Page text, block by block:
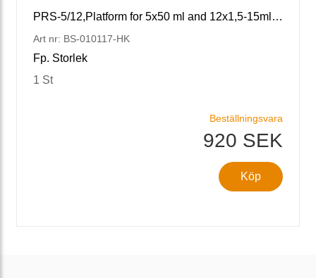
PRS-5/12,Platform for 5x50 ml and 12x1,5-15ml tubes
Art nr: BS-010117-HK
Fp. Storlek
1 St
Beställningsvara
920 SEK
Köp